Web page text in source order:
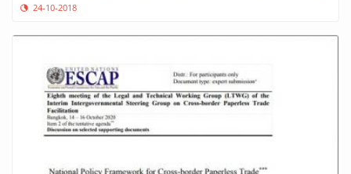
24-10-2018